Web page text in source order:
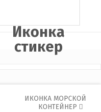
Иконка
стикер
ИКОНКА МОРСКОЙ
КОНТЕЙНЕР